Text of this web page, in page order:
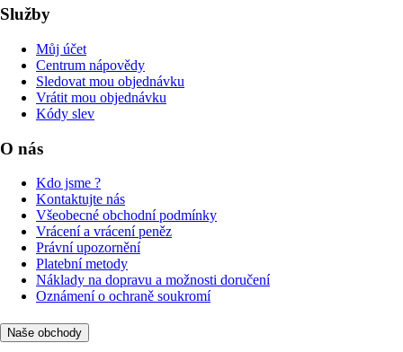
Služby
Můj účet
Centrum nápovědy
Sledovat mou objednávku
Vrátit mou objednávku
Kódy slev
O nás
Kdo jsme ?
Kontaktujte nás
Všeobecné obchodní podmínky
Vrácení a vrácení peněz
Právní upozornění
Platební metody
Náklady na dopravu a možnosti doručení
Oznámení o ochraně soukromí
Naše obchody